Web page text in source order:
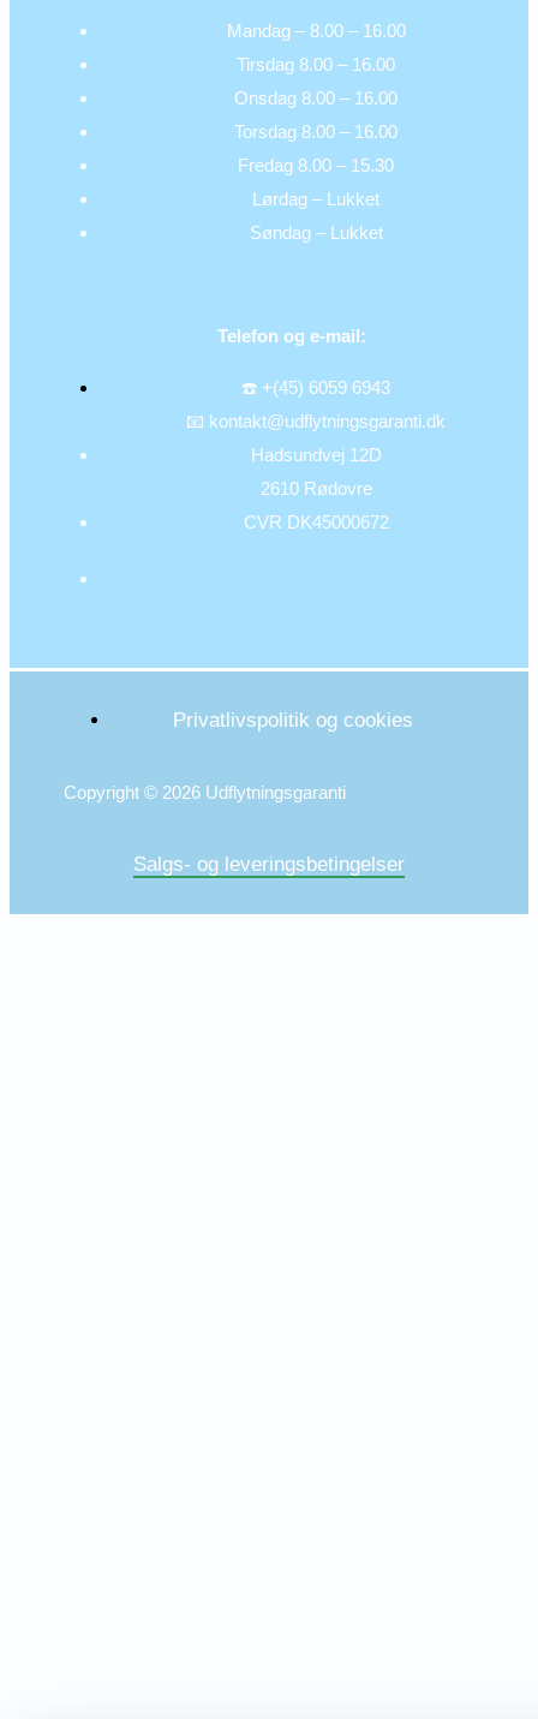
Mandag – 8.00 – 16.00
Tirsdag 8.00 – 16.00
Onsdag 8.00 – 16.00
Torsdag 8.00 – 16.00
Fredag 8.00 – 15.30
Lørdag – Lukket
Søndag – Lukket
Telefon og e-mail:
☎️ +(45) 6059 6943
📧 kontakt@udflytningsgaranti.dk
Hadsundvej 12D
2610 Rødovre
CVR DK45000672
Privatlivspolitik og cookies
Copyright © 2026 Udflytningsgaranti
Salgs- og leveringsbetingelser